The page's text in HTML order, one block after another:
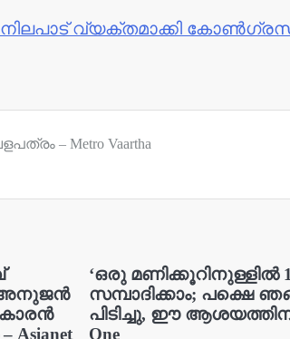
വ്യക്തമാക്കി
– Metro Vaartha
അനുജൻ
‘ഒരു മണിക്കൂറിനുള്ളിൽ
സമ്പാദിക്കാം; പക്ഷെ
പിടിച്ചു, ഈ ആശയത്തിന്
One